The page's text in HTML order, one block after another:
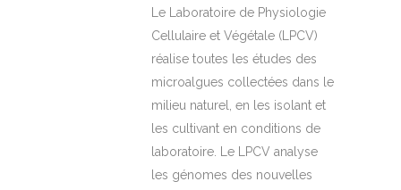
Le Laboratoire de Physiologie
Cellulaire et Végétale (LPCV)
réalise toutes les études des
microalgues collectées dans le
milieu naturel, en les isolant et
les cultivant en conditions de
laboratoire. Le LPCV analyse
les génomes des nouvelles